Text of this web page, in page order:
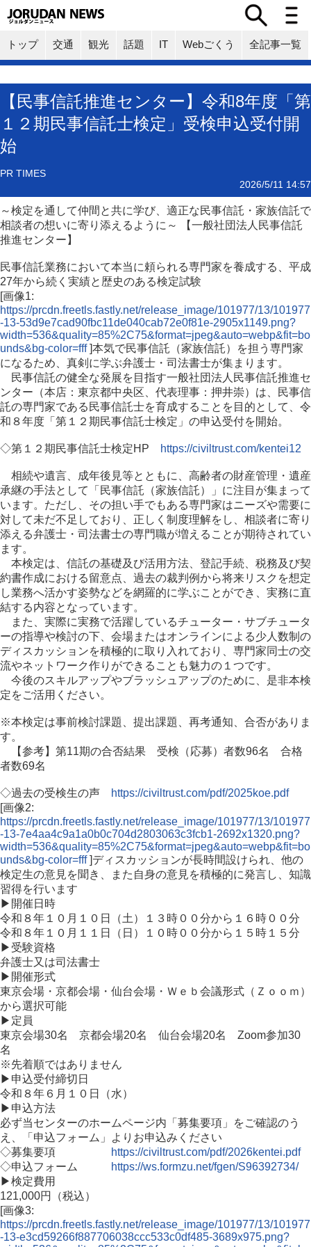
トップ 交通 観光 話題 IT Webごくう 全記事一覧
【民事信託推進センター】令和8年度「第
１２期民事信託士検定」受検申込受付開
始
PR TIMES
2026/5/11 14:57
～検定を通して仲間と共に学び、適正な民事信託・家族信託で
相談者の想いに寄り添えるように～ 【一般社団法人民事信託
推進センター】
民事信託業務において本当に頼られる専門家を養成する、平成
27年から続く実績と歴史のある検定試験
[画像1:
https://prcdn.freetls.fastly.net/release_image/101977/13/101977
-13-53d9e7cad90fbc11de040cab72e0f81e-2905x1149.png?
width=536&quality=85%2C75&format=jpeg&auto=webp&fit=bo
unds&bg-color=fff]本気で民事信託（家族信託）を担う専門家
になるため、真剣に学ぶ弁護士・司法書士が集まります。
民事信託の健全な発展を目指す一般社団法人民事信託推進セ
ンター（本店：東京都中央区、代表理事：押井崇）は、民事信
託の専門家である民事信託士を育成することを目的として、令
和８年度「第１２期民事信託士検定」の申込受付を開始。
◇第１２期民事信託士検定HP https://civiltrust.com/kentei12
相続や遺言、成年後見等とともに、高齢者の財産管理・遺産
承継の手法として「民事信託（家族信託）」に注目が集まって
います。ただし、その担い手でもある専門家はニーズや需要に
対して未だ不足しており、正しく制度理解をし、相談者に寄り
添える弁護士・司法書士の専門職が増えることが期待されてい
ます。
本検定は、信託の基礎及び活用方法、登記手続、税務及び契
約書作成における留意点、過去の裁判例から将来リスクを想定
し業務へ活かす姿勢などを網羅的に学ぶことができ、実務に直
結する内容となっています。
また、実際に実務で活躍しているチューター・サブチュータ
ーの指導や検討の下、会場またはオンラインによる少人数制の
ディスカッションを積極的に取り入れており、専門家同士の交
流やネットワーク作りができることも魅力の１つです。
今後のスキルアップやブラッシュアップのために、是非本検
定をご活用ください。
※本検定は事前検討課題、提出課題、再考通知、合否がありま
す。
【参考】第11期の合否結果 受検（応募）者数96名 合格
者数69名
◇過去の受検生の声
https://civiltrust.com/pdf/2025koe.pdf
[画像2:
https://prcdn.freetls.fastly.net/release_image/101977/13/101977
-13-7e4aa4c9a1a0b0c704d2803063c3fcb1-2692x1320.png?
width=536&quality=85%2C75&format=jpeg&auto=webp&fit=bo
unds&bg-color=fff]ディスカッションが長時間設けられ、他の
検定生の意見を聞き、また自身の意見を積極的に発言し、知識
習得を行います
▶開催日時
令和８年１０月１０日（土）１３時００分から１６時００分
令和８年１０月１１日（日）１０時００分から１５時１５分
▶受験資格
弁護士又は司法書士
▶開催形式
東京会場・京都会場・仙台会場・Ｗｅｂ会議形式（Ｚｏｏｍ）
から選択可能
▶定員
東京会場30名 京都会場20名 仙台会場20名 Zoom参加30
名
※先着順ではありません
▶申込受付締切日
令和８年６月１０日（水）
▶申込方法
必ず当センターのホームページ内「募集要項」をご確認のう
え、「申込フォーム」よりお申込みください
◇募集要項
https://civiltrust.com/pdf/2026kentei.pdf
◇申込フォーム
https://ws.formzu.net/fgen/S96392734/
▶検定費用
121,000円（税込）
[画像3:
https://prcdn.freetls.fastly.net/release_image/101977/13/101977
-13-e3cd59266f887706038ccc533c0df485-3689x975.png?